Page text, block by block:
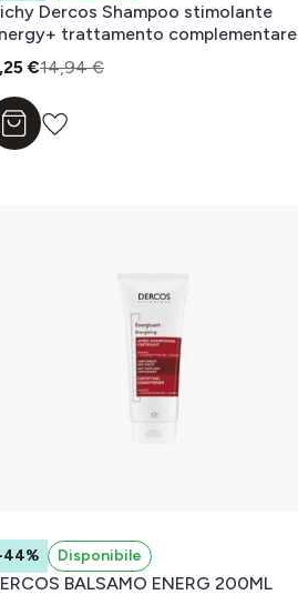
Dercos Shampoo stimolante
trattamento complementare
caduta 200 ml
€14,94 €
Aggiungi al carrello
44% Disponibile
BALSAMO ENERG 200ML